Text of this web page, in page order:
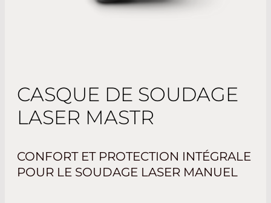
CASQUE DE SOUDAGE
LASER MASTR
CONFORT ET PROTECTION INTÉGRALE
POUR LE SOUDAGE LASER MANUEL